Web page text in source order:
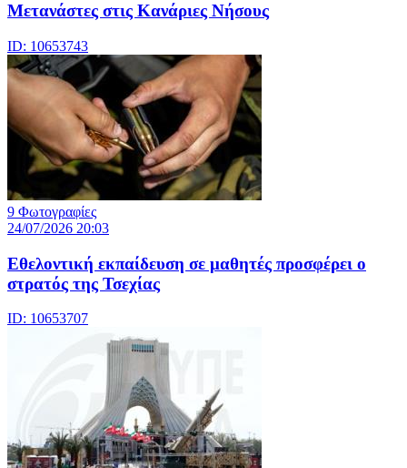
Μετανάστες στις Κανάριες Νήσους
ID: 10653743
9 Φωτογραφίες
24/07/2026 20:03
Eθελοντική εκπαίδευση σε μαθητές προσφέρει ο
στρατός της Τσεχίας
ID: 10653707